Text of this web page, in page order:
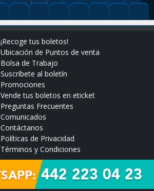
¡Recoge tus boletos!
Ubicación de Puntos de venta
Bolsa de Trabajo
Suscríbete al boletín
Promociones
Vende tus boletos en eticket
Preguntas Frecuentes
Comunicados
Contáctanos
Políticas de Privacidad
Términos y Condiciones